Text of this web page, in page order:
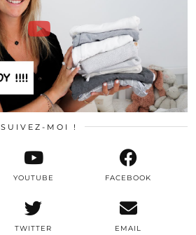
SUIVEZ-MOI !
TWITTER
FACEBOOK
YOUTUBE
EMAIL